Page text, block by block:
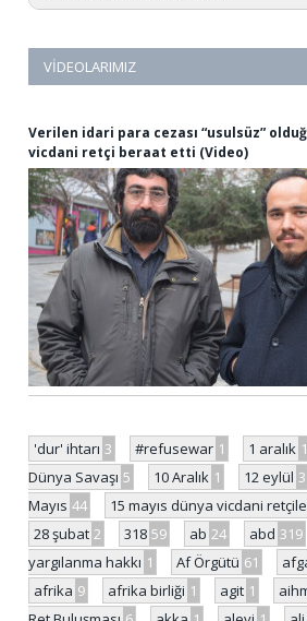
VIDEOLARIMIZ
Verilen idari para cezası “usulsüz”
vicdani retçi beraat etti (Video)
'dur' ihtarı 3 #refusewar 1 1 aralık
Dünya Savaşı 5 10 Aralık 1 12 eylül 3
Mayıs 44 15 mayıs dünya vicdani
28 şubat 2 318 59 ab 24 abd 319
yargılanma hakkı 1 Af Örgütü 61
afrika 9 afrika birliği 1 agit 1